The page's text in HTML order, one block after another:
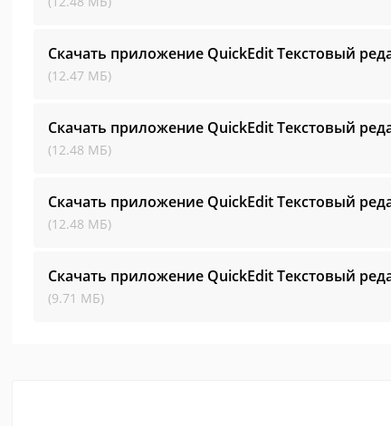
Скачать приложение QuickEdit Текстовый
(12.47 МБ)
Скачать приложение QuickEdit Текстовый
(12.48 МБ)
Скачать приложение QuickEdit Текстовый
(12.48 МБ)
Скачать приложение QuickEdit Текстовый
(9.71 МБ)